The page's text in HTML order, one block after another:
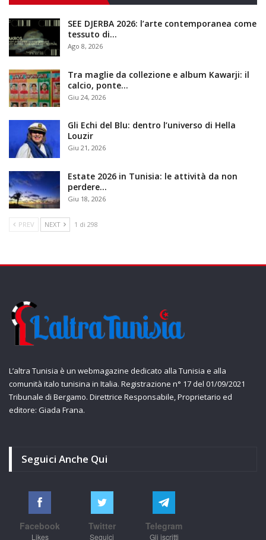
SEE DJERBA 2026: l’arte contemporanea come
tessuto di…
Ago 8, 2026
Tra maglie da collezione e album Kawarji: il
calcio, ponte…
Giu 24, 2026
Gli Echi del Blu: dentro l’universo di Hella
Louzir
Giu 21, 2026
Estate 2026 in Tunisia: le attività da non
perdere…
Giu 18, 2026
PREV NEXT 1 di 298
L’altra Tunisia è un webmagazine dedicato alla Tunisia e alla
comunità italo tunisina in Italia. Registrazione n° 17 del 01/09/2021
Tribunale di Bergamo. Direttrice Responsabile, Proprietario ed
editore: Giada Frana.
Seguici Anche Qui
Facebook
Likes
Twitter
Seguici
Telegram
Gli iscritti